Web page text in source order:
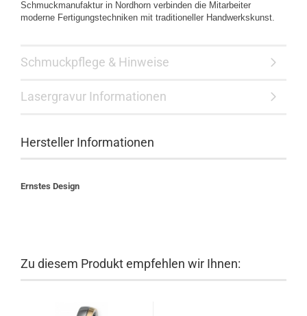
Schmuckmanufaktur in Nordhorn verbinden die Mitarbeiter
moderne Fertigungstechniken mit traditioneller Handwerkskunst.
Schmuckpflege & Hinweise
Lasergravur Informationen
Hersteller Informationen
Ernstes Design
Zu diesem Produkt empfehlen wir Ihnen: